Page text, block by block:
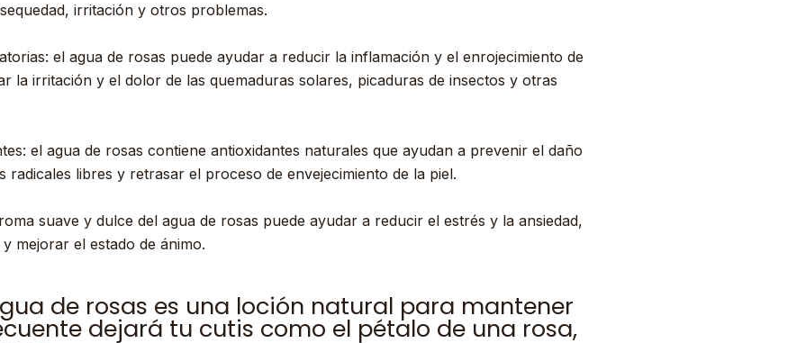
irritación y otros problemas.
el agua de rosas puede ayudar a reducir la inflamación y el enrojecimiento de
la irritación y el dolor de las quemaduras solares, picaduras de insectos y otras
el agua de rosas contiene antioxidantes naturales que ayudan a prevenir el daño
radicales libres y retrasar el proceso de envejecimiento de la piel.
suave y dulce del agua de rosas puede ayudar a reducir el estrés y la ansiedad,
mejorar el estado de ánimo.
de rosas es una loción natural para mantener
dejará tu cutis como el pétalo de una rosa,